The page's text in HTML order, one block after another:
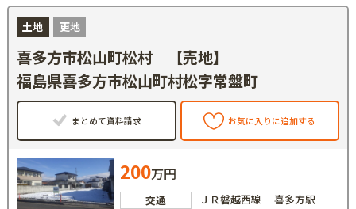
土地 更地
喜多方市松山町松村 【売地】
福島県喜多方市松山町村松字常盤町
まとめて資料請求 お気に入りに追加する
200万円
交通
ＪＲ磐越西線 喜多方駅